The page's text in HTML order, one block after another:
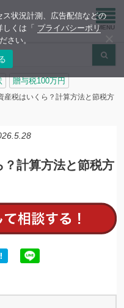
検
索:
贈与税100万円
産税はいくら？計算方法と節税方
計算方法と節税方
状況計測、広告配信などの
しくは「 プライバシーポリ
さい。